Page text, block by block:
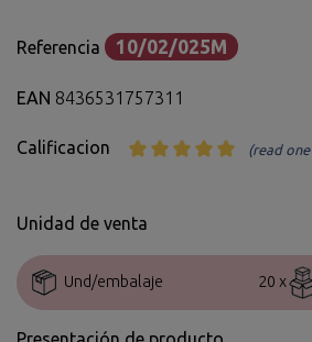
Referencia 10/02/025M
EAN 8436531757311
Calificacion (read
Unidad de venta
Und/embalaje 20 x